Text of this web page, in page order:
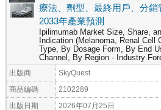
療法、劑型、最終用戶、分
2033年產業預測
Ipilimumab Market Size, Share,
Indication (Melanoma, Renal Cell
Type, By Dosage Form, By End
Channel, By Region - Industry
出版商 SkyQuest
商品編碼 2102289
出版日期 2026年07月25日